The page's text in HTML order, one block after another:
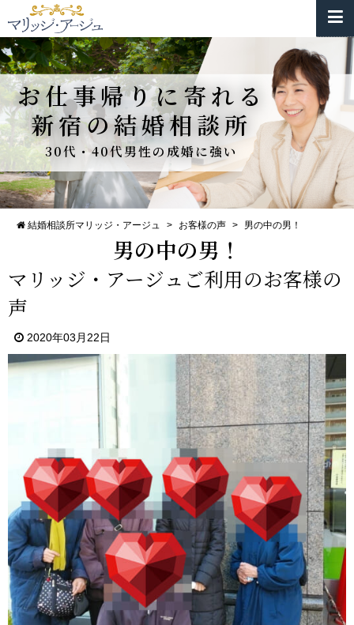
お仕事帰りに寄れる
新宿の結婚相談所
30代・40代男性の成婚に強い
結婚相談所マリッジ・アージュ > お客様の声 > 男の中の男！
男の中の男！
マリッジ・アージュご利用のお客様の
声
2020年03月22日